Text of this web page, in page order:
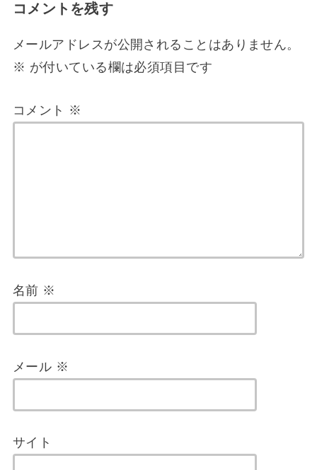
コメントを残す
メールアドレスが公開されることはありません。
※ が付いている欄は必須項目です
コメント ※
名前 ※
メール ※
サイト